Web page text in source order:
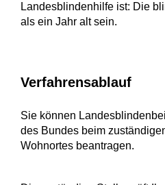
Landesblindenhilfe ist: Die
als ein Jahr alt sein.
Verfahrensablauf
Sie können
des Bundes beim
Wohnortes beantragen.